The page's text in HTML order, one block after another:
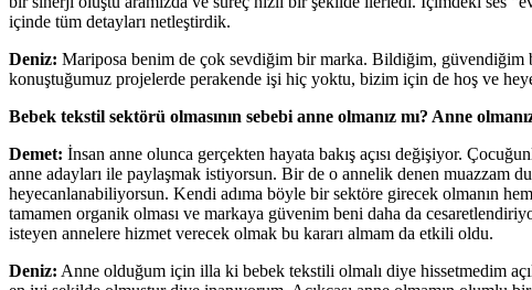
içinde tüm detayları netleştirdik.
Deniz: Mariposa benim de çok sevdiğim bir marka. Bildiğim,
konuştuğumuz projelerde perakende işi hiç yoktu, bizim için de hoş ve
Bebek tekstil sektörü olmasının sebebi anne olmanız mı? Anne
Demet: İnsan anne olunca gerçekten hayata bakış açısı değişiyor.
anne adayları ile paylaşmak istiyorsun. Bir de o annelik denen muazzam
heyecanlanabiliyorsun. Kendi adıma böyle bir sektöre girecek olmanın
tamamen organik olması ve markaya güvenim beni daha da
isteyen annelere hizmet verecek olmak bu kararı almam da etkili oldu.
Deniz: Anne olduğum için illa ki bebek tekstili olmalı diye hissetmedim